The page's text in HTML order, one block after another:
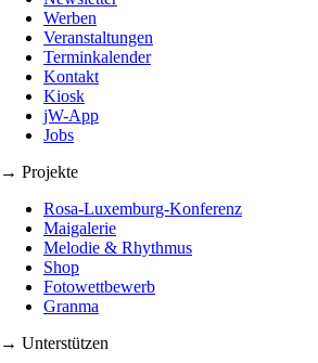
Werben
Veranstaltungen
Terminkalender
Kontakt
Kiosk
jW-App
Jobs
→ Projekte
Rosa-Luxemburg-Konferenz
Maigalerie
Melodie & Rhythmus
Shop
Fotowettbewerb
Granma
→ Unterstützen